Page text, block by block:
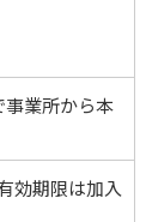
業所から本
効期限は加入